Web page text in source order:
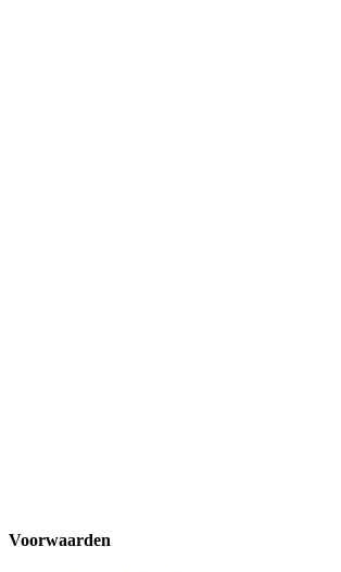
Voorwaarden